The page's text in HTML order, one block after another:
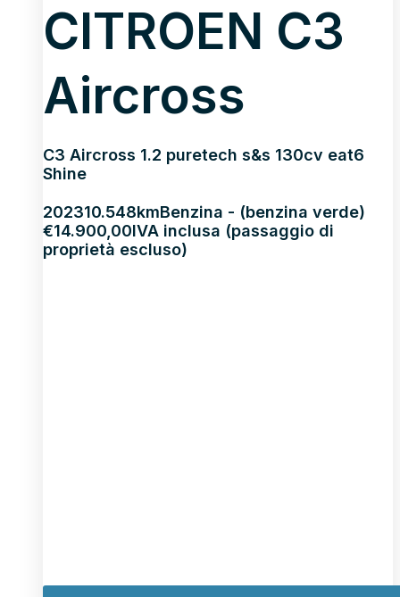
CITROEN C3
Aircross
C3 Aircross 1.2 puretech s&s 130cv eat6
Shine
202310.548kmBenzina - (benzina verde)
€14.900,00IVA inclusa (passaggio di
proprietà escluso)